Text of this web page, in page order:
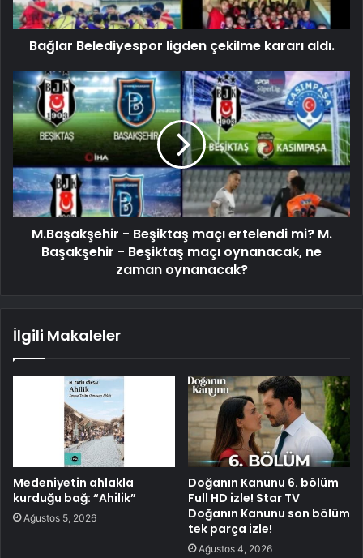
Bağlar Belediyespor ligden çekilme kararı aldı.
M.Başakşehir - Beşiktaş maçı ertelendi mi? M.
Başakşehir - Beşiktaş maçı oynanacak, ne
zaman oynanacak?
İlgili Makaleler
Medeniyetin ahlakla
kurduğu bağ: “Ahilik”
Ağustos 5, 2026
Doğanın Kanunu 6. bölüm
Full HD izle! Star TV
Doğanın Kanunu son bölüm
tek parça izle!
Ağustos 4, 2026